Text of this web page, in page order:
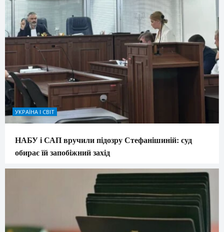
УКРАЇНА І СВІТ
НАБУ і САП вручили підозру Стефанішиній: суд
обирає їй запобіжний захід